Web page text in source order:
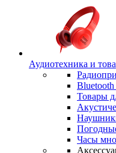
Аудиотехника и
Товары
Часы